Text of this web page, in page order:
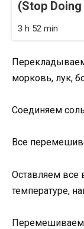
(Stop
3 h 52 min
морковь, лук,
Соединяем
Все
Оставляем все
температуре,
Перемешиваем